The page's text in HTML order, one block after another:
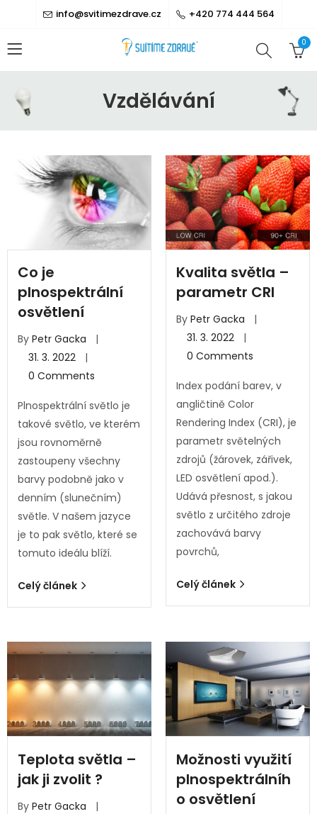
info@svitimezdrave.cz +420 774 444 564
0
Vzdělávání
Co je
plnospektrální
osvětlení
By Petr Gacka
31. 3. 2022
0 Comments
Plnospektrální světlo je
takové světlo, ve kterém
jsou rovnoměrně
zastoupeny všechny
barvy podobně jako v
denním (slunečním)
světle. V našem jazyce
je to pak světlo, které se
tomuto ideálu blíží.
Celý článek
Kvalita světla –
parametr CRI
By Petr Gacka
31. 3. 2022
0 Comments
Index podání barev, v
angličtině Color
Rendering Index (CRI), je
parametr světelných
zdrojů (žárovek, zářivek,
LED osvětlení apod.).
Udává přesnost, s jakou
světlo z určitého zdroje
zachovává barvy
povrchů,
Celý článek
Teplota světla –
jak ji zvolit ?
By Petr Gacka
Možnosti využití
plnospektrálníh
o osvětlení